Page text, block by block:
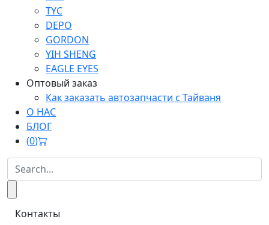
TYC
DEPO
GORDON
YIH SHENG
EAGLE EYES
Оптовый заказ
Как заказать автозапчасти с Тайваня
О НАС
БЛОГ
(0)
Контакты